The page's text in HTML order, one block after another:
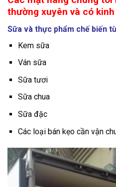
thường xuyên và có
Sữa và thực phẩm chế biến
Kem sữa
Ván sữa
Sữa tươi
Sữa chua
Sữa đặc
Các loại bán kẹo cần vận